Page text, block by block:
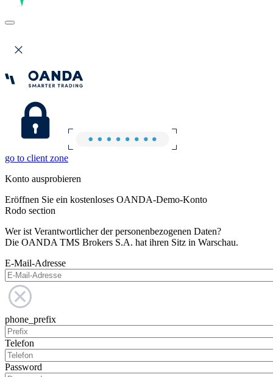
go to client zone
Konto ausprobieren
Eröffnen Sie ein kostenloses OANDA-Demo-Konto
Rodo section
Wer ist Verantwortlicher der personenbezogenen Daten?
Die OANDA TMS Brokers S.A. hat ihren Sitz in Warschau.
E-Mail-Adresse
phone_prefix
Telefon
Password